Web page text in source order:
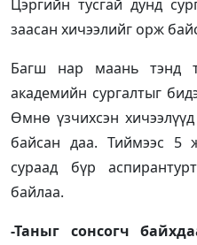
Цэргийн тусгай дунд
заасан хичээлийг орж
Багш нар маань тэнд
академийн сургалтыг
Өмнө үзчихсэн
байсан даа. Тиймээс 5
сураад бүр
байлаа.
-Таныг сонсогч